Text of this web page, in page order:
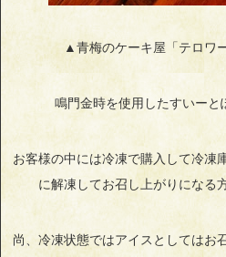
▲青梅のケーキ屋「テロワ
鳴門金時を使用したすいーと
お客様の中には冷凍で購入して冷凍
に解凍してお召し上がりになる
尚、冷凍状態ではアイスとしてはお